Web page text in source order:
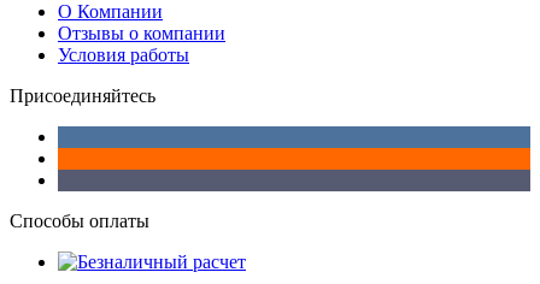
О Компании
Отзывы о компании
Условия работы
Присоединяйтесь
Способы оплаты